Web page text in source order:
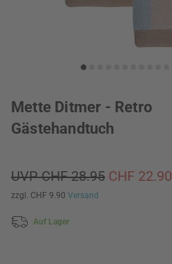
Mette Ditmer - Retro
Gästehandtuch
UVP CHF 28.95 CHF 22.90
zzgl. CHF 9.90 Versand
Auf Lager